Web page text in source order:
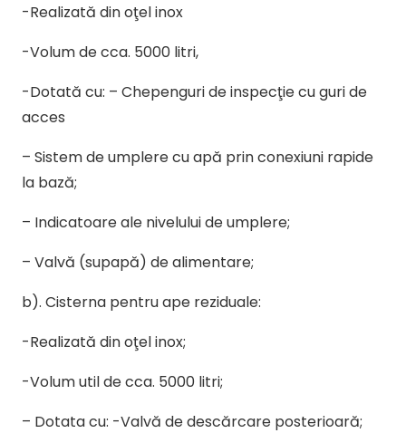
-Realizată din oţel inox
-Volum de cca. 5000 litri,
-Dotată cu: – Chepenguri de inspecţie cu guri de
acces
– Sistem de umplere cu apă prin conexiuni rapide
la bază;
– Indicatoare ale nivelului de umplere;
– Valvă (supapă) de alimentare;
b). Cisterna pentru ape reziduale:
-Realizată din oţel inox;
-Volum util de cca. 5000 litri;
– Dotata cu: -Valvă de descărcare posterioară;